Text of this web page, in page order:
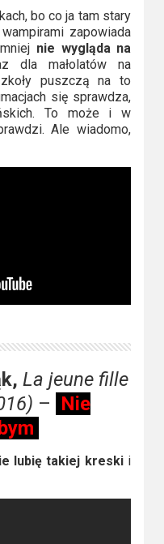
bo co ja tam stary
zapowiada
nie wygląda na
dla małolatów na
puszczą na to
się sprawdza,
To może i w
Ale wiadomo,
La jeune fille
– Nie
lubię takiej kreskii